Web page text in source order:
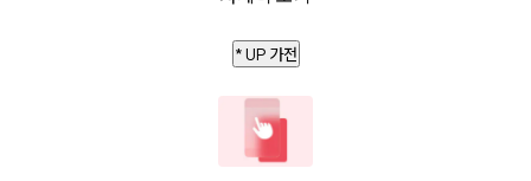
* UP 가전